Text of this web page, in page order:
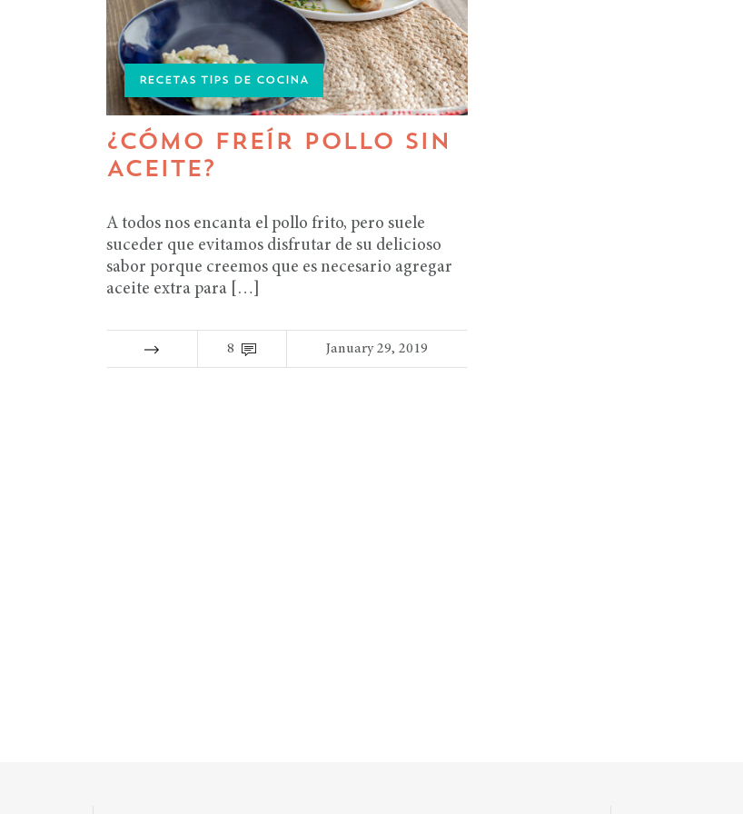
RECETAS TIPS DE COCINA
¿CÓMO FREÍR POLLO SIN
ACEITE?
A todos nos encanta el pollo frito, pero suele
suceder que evitamos disfrutar de su delicioso
sabor porque creemos que es necesario agregar
aceite extra para […]
8 January 29, 2019